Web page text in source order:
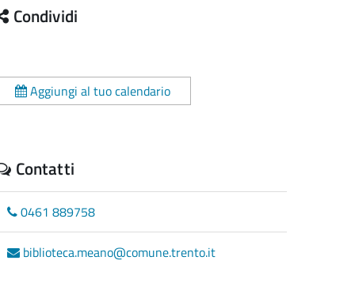
Condividi
Aggiungi al tuo calendario
Contatti
0461 889758
biblioteca.meano@comune.trento.it